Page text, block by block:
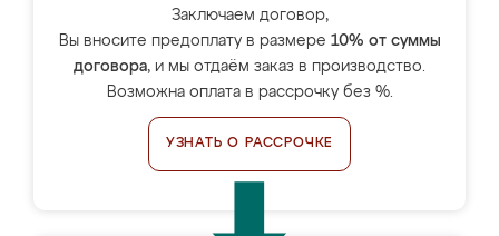
Заключаем договор,
Вы вносите предоплату в размере 10% от суммы
договора, и мы отдаём заказ в производство.
Возможна оплата в рассрочку без %.
УЗНАТЬ О РАССРОЧКЕ